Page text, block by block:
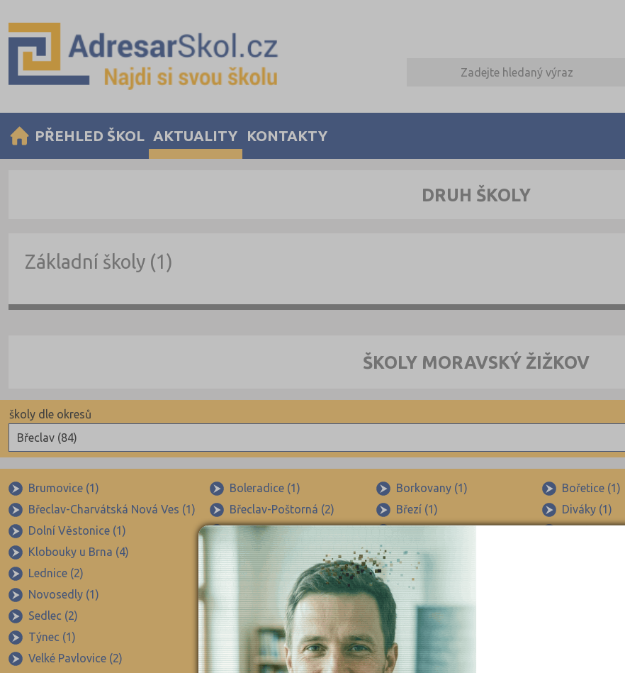
PŘEHLED ŠKOL AKTUALITY KONTAKTY
DRUH ŠKOLY
Základní školy (1)
ŠKOLY MORAVSKÝ ŽIŽKOV
Břeclav (84)
školy dle okresů
Beroun (85)
Blansko (88)
Brno-město (317)
Brno-venkov (149)
Bruntál (73)
Břeclav (84)
Česká Lípa (79)
České Budějovice (173)
Brumovice (1) Boleradice (1) Borkovany (1) Bořetice (1)
Břeclav-Charvátská Nová Ves (1)
Břeclav-Poštorná (2) Březí (1) Diváky (1)
Dolní Věstonice (1)
Drnholec (1) Hlohovec (1)
Klobouky u Brna (4)
Krumvíř (2) Křepice (1)
Lednice (2)
Mikulov (5) Moravská Nová Ves (1)
Novosedly (1)
Podivín (1) Popice (1)
Sedlec (2)
Starovičky (1) Šakvice (1)
Týnec (1)
Uherčice (1) Valtice (3)
Velké Pavlovice (2)
Vrbice (1) Zaječí (1)